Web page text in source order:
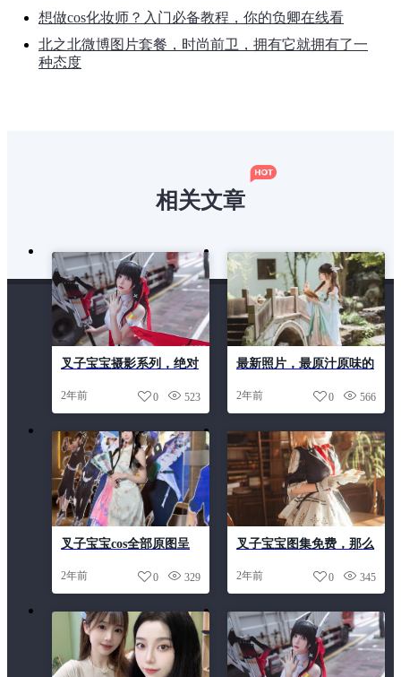
想做cos化妆师？入门必备教程，你的负卿在线看
北之北微博图片套餐，时尚前卫，拥有它就拥有了一
种态度
相关文章
叉子宝宝摄影系列，绝对
2年前 523
0
最新照片，最原汁原味的
2年前 566
0
叉子宝宝cos全部原图呈
2年前 329
0
叉子宝宝图集免费，那么
赏这个分享的珍藏吧
2年前 345
0